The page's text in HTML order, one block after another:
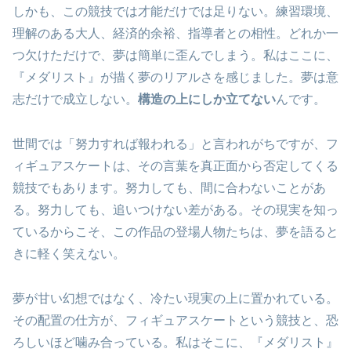
しかも、この競技では才能だけでは足りない。練習環境、
理解のある大人、経済的余裕、指導者との相性。どれか一
つ欠けただけで、夢は簡単に歪んでしまう。私はここに、
『メダリスト』が描く夢のリアルさを感じました。夢は意
志だけで成立しない。 構造の上にしか立てないんです。
世間では「努力すれば報われる」と言われがちですが、フ
ィギュアスケートは、その言葉を真正面から否定してくる
競技でもあります。努力しても、間に合わないことがあ
る。努力しても、追いつけない差がある。その現実を知っ
ているからこそ、この作品の登場人物たちは、夢を語ると
きに軽く笑えない。
夢が甘い幻想ではなく、冷たい現実の上に置かれている。
その配置の仕方が、フィギュアスケートという競技と、恐
ろしいほど噛み合っている。私はそこに、『メダリスト』